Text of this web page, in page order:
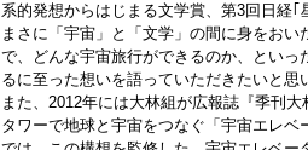
系的発想からはじまる文学賞、第3回日経｢
まさに「宇宙」と「文学」の間に身をお
で、どんな宇宙旅行ができるのか、とい
るに至った想いを語っていただきたいと思
また、2012年には大林組が広報誌『季刊
タワーで地球と宇宙をつなぐ「宇宙エレ